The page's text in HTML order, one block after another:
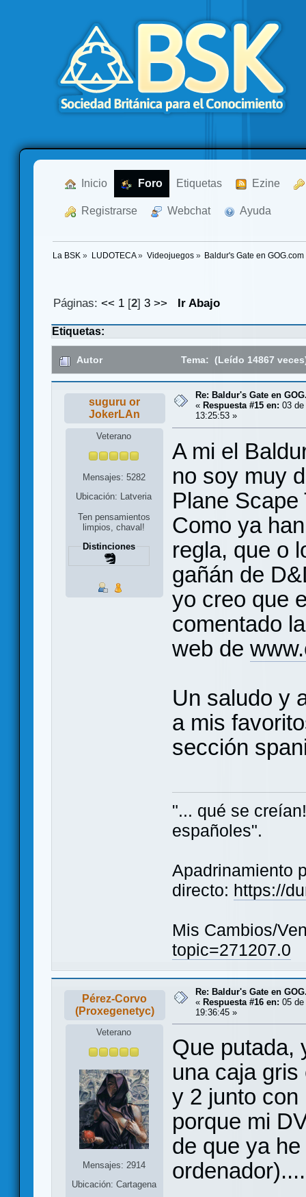
Inicio Foro Etiquetas Ezine
Registrarse Webchat Ayuda
La BSK » LUDOTECA» Videojuegos» Baldur's Gate en GOG.com
Páginas:<< 1 [2]3 >> Ir Abajo
Etiquetas:
Autor Tema: (Leído 14867
suguru or
JokerLAn
Veterano
Mensajes: 5282
Ubicación: Latveria
Ten pensamientos
limpios, chaval!
Distinciones
Re: Baldur's Gate en
« Respuesta #15 en: 03
13:25:53 »
A mi el
no soy muy
Plane Scape
Como ya
regla, que o
gañán de
yo creo que
comentado
web de
Un saludo y
a mis
sección
"... qué se
españoles".
Apadrinamiento
directo: https://
Mis Cambios/
topic=271207.0
Pérez-Corvo
(Proxegenetyc)
Veterano
Mensajes: 2914
Ubicación: Cartagena
Re: Baldur's Gate en
« Respuesta #16 en: 05
19:36:45 »
Que putada,
una caja
y 2 junto
porque mi
de que ya